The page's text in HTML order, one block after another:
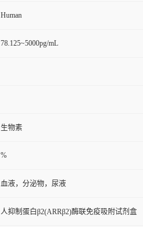
Human
78.125~5000pg/mL
生物素
%
血液，分泌物，尿液
人抑制蛋白β2(ARRβ2)酶联免疫吸附试剂盒